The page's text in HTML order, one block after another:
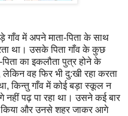
गाँव में अपने माता-पिता के साथ
था। उसके पिता गाँव के कुछ
काइकलौतापुत्र होने के
लेकिन वह फिर भी दु:खी रहा करता
,किन्तु गाँव में कोई बड़ा स्कूल न
पढ़ पा रहा था। उसने कई बार
किया और उनसे शहर जाकर आगे